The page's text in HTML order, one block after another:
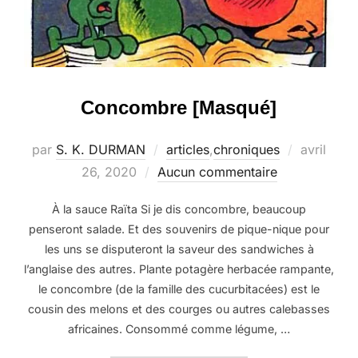
Concombre [Masqué]
par S. K. DURMAN articles,chroniques
Publié
avril
26, 2020
Aucun commentaire
À la sauce Raïta Si je dis concombre, beaucoup
penseront salade. Et des souvenirs de pique-nique pour
les uns se disputeront la saveur des sandwiches à
l’anglaise des autres. Plante potagère herbacée rampante,
le concombre (de la famille des cucurbitacées) est le
cousin des melons et des courges ou autres calebasses
africaines. Consommé comme légume, …